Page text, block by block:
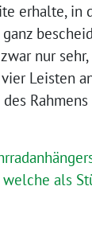
erhalte,
nur
Leisten